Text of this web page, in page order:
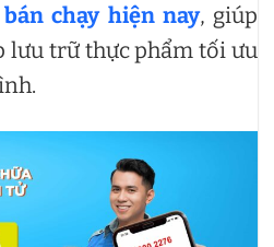
chạy hiện nay, giúp
lưu trữ thực phẩm tối ưu